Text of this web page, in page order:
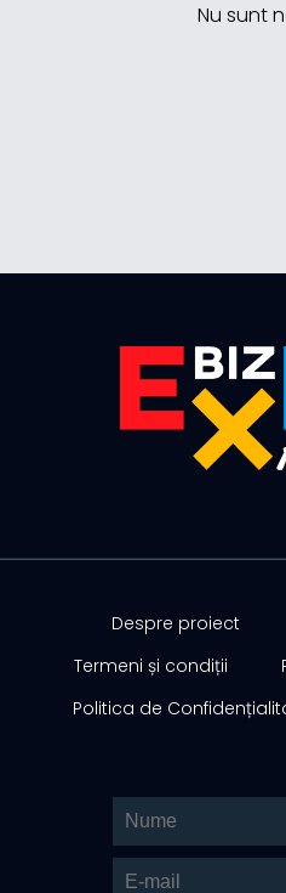
Nu sunt
Despre proiect
Termeni și condiții
Politica de